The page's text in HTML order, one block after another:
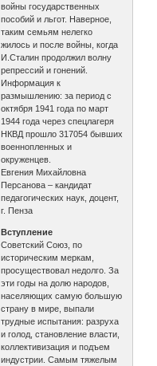
войны государственных
пособий и льгот. Наверное,
таким семьям нелегко
жилось и после войны, когда
И.Сталин продолжил волну
репрессий и гонений.
Информация к
размышлению: за период с
октября 1941 года по март
1944 года через спецлагеря
НКВД прошло 317054 бывших
военнопленных и
окруженцев.
Евгения Михайловна
Персанова – кандидат
педагогических наук, доцент,
г. Пенза
Вступление
Советский Союз, по
историческим меркам,
просуществовал недолго. За
эти годы на долю народов,
населяющих самую большую
страну в мире, выпали
трудные испытания: разруха
и голод, становление власти,
коллективизация и подъем
индустрии. Самым тяжелым